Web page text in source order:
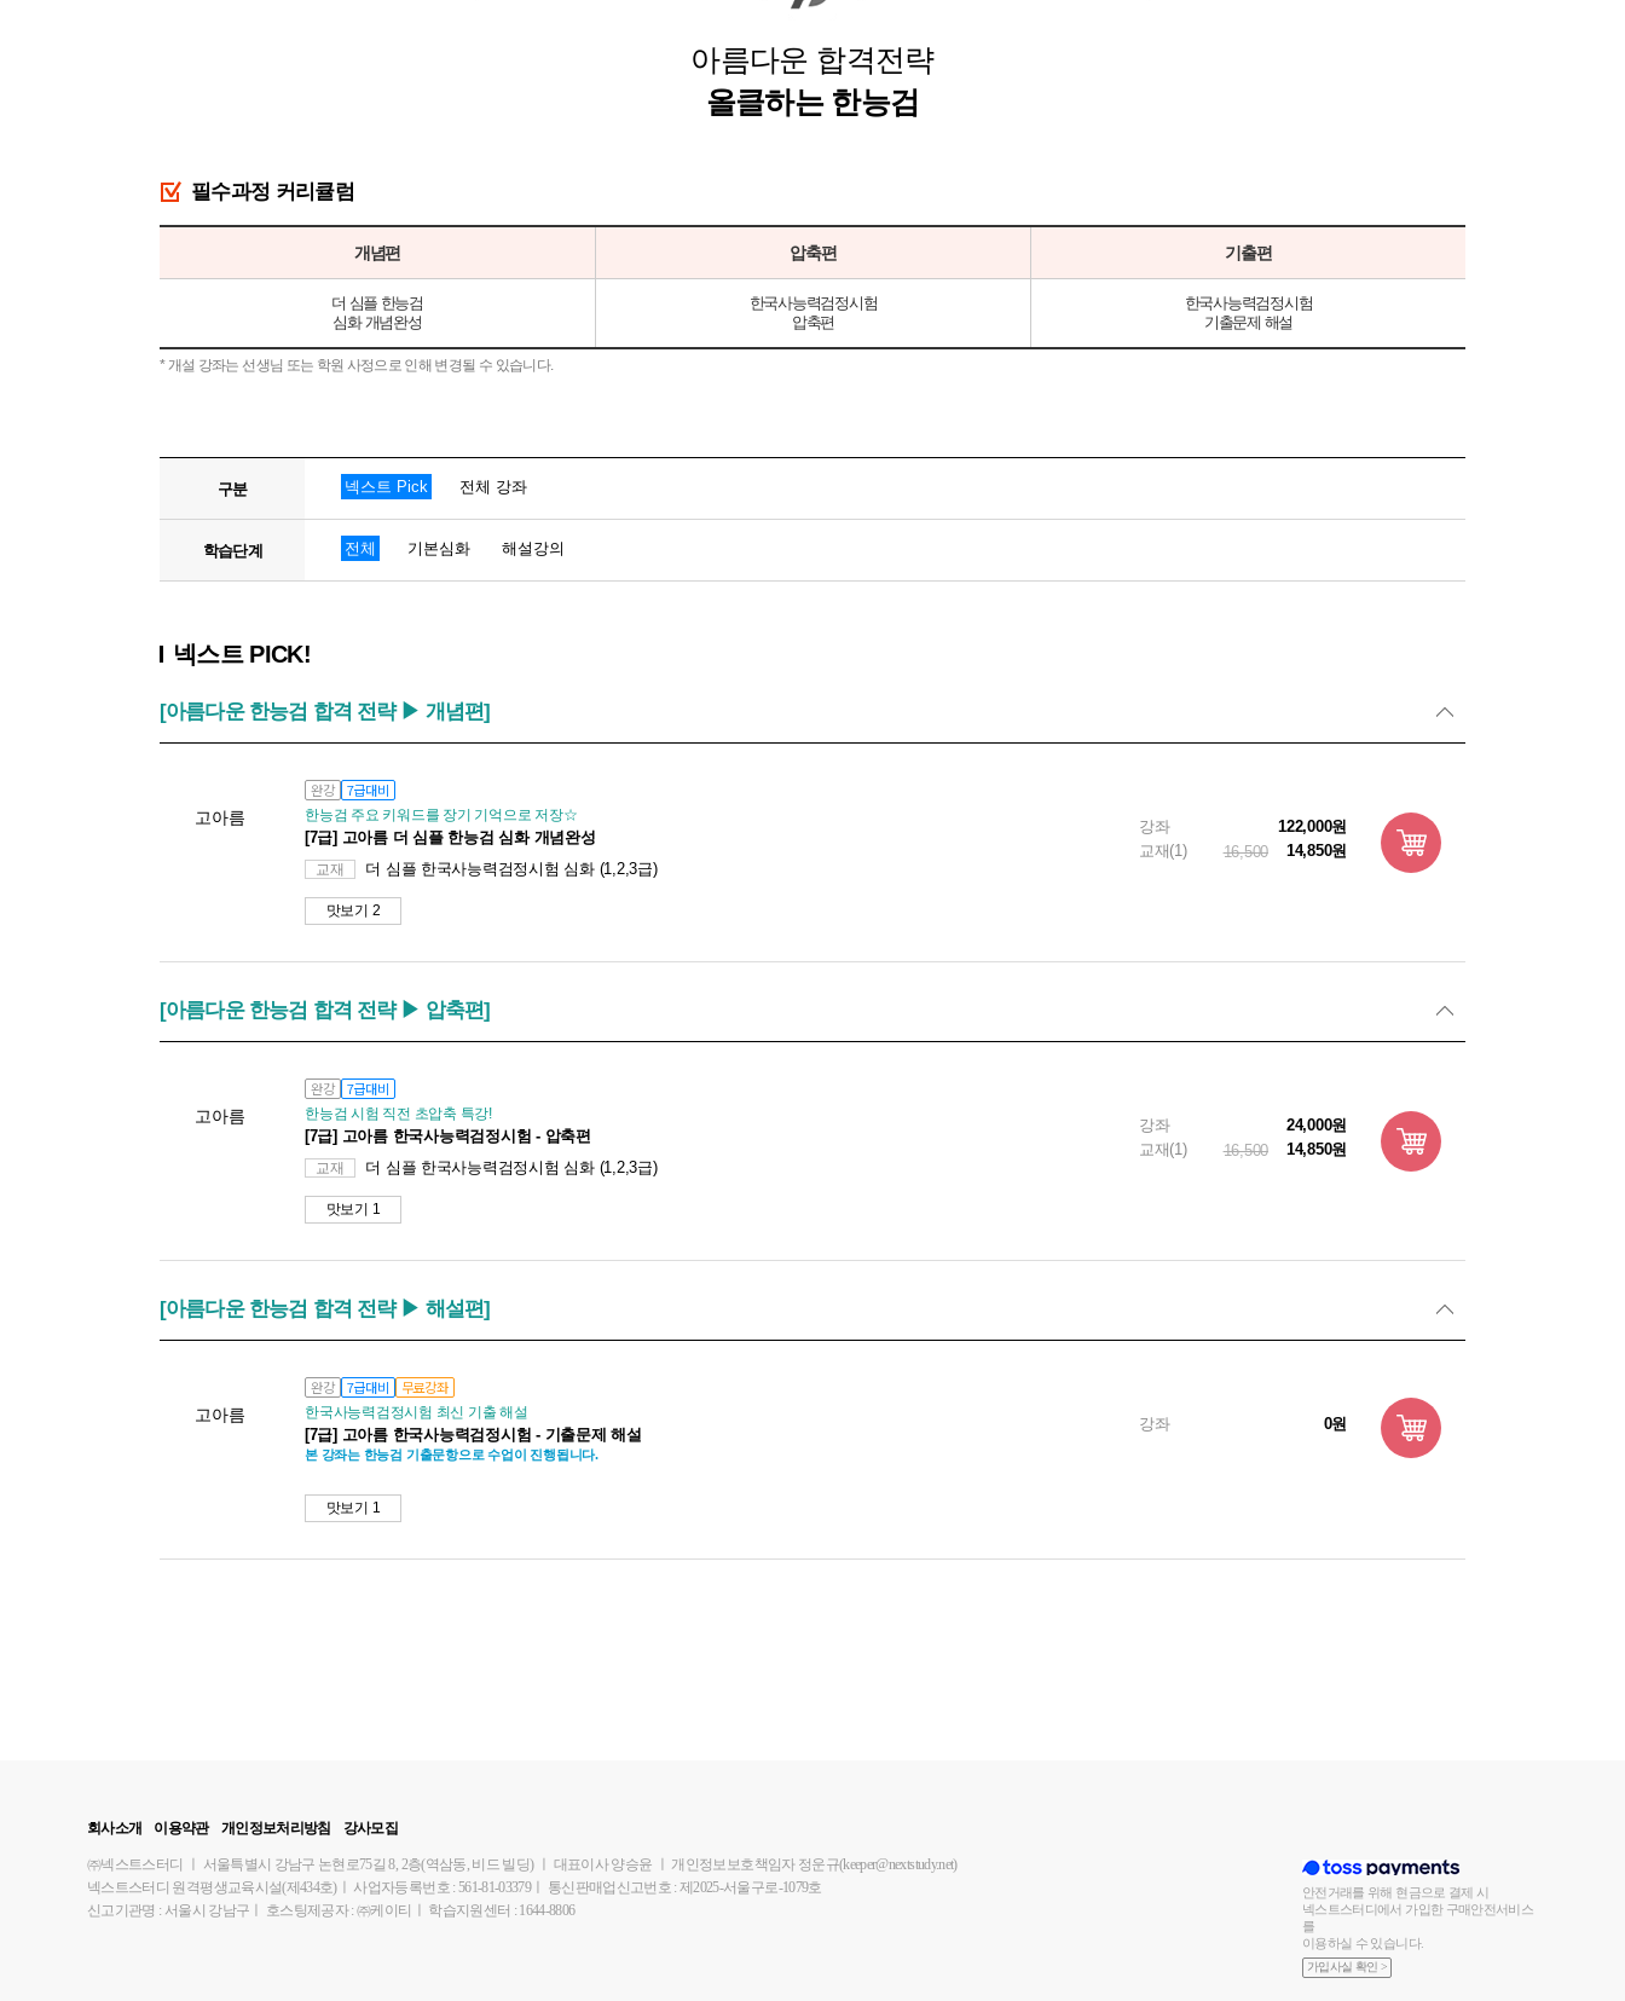
아름다운 합격전략
올클하는 한능검
필수과정 커리큘럼
개념편 압축편 기출편
더 심플 한능검
심화 개념완성
한국사능력검정시험
압축편
한국사능력검정시험
기출문제 해설
* 개설 강좌는 선생님 또는 학원 사정으로 인해 변경될 수 있습니다.
구분 넥스트 Pick 전체 강좌
학습단계 전체 기본심화 해설강의
넥스트 PICK!
[아름다운 한능검 합격 전략 ▶ 개념편]
고아름
완강 7급대비
한능검 주요 키워드를 장기 기억으로 저장☆
[7급] 고아름 더 심플 한능검 심화 개념완성
교재 더 심플 한국사능력검정시험 심화 (1,2,3급)
강좌
122,000원
교재(1)
16,500 14,850원
맛보기 2
[아름다운 한능검 합격 전략 ▶ 압축편]
고아름
완강 7급대비
한능검 시험 직전 초압축 특강!
[7급] 고아름 한국사능력검정시험 - 압축편
교재 더 심플 한국사능력검정시험 심화 (1,2,3급)
강좌
24,000원
교재(1)
16,500 14,850원
맛보기 1
[아름다운 한능검 합격 전략 ▶ 해설편]
고아름
완강 7급대비 무료강좌
한국사능력검정시험 최신 기출 해설
[7급] 고아름 한국사능력검정시험 - 기출문제 해설
본 강좌는 한능검 기출문항으로 수업이 진행됩니다.
강좌 0원
맛보기 1
회사소개 이용약관 개인정보처리방침 강사모집
㈜넥스트스터디 서울특별시 강남구 논현로75길 8, 2층(역삼동, 비드 빌딩) 대표이사 양승윤
개인정보보호책임자 정운규(keeper@nextstudy.net)
넥스트스터디 원격평생교육시설(제434호)ㅣ 사업자등록번호 : 561-81-03379ㅣ
통신판매업신고번호 : 제2025-서울구로-1079호
신고기관명 : 서울시 강남구
호스팅제공자 : ㈜케이티 학습지원센터 : 1644-8806
안전거래를 위해 현금으로 결제 시
넥스트스터디에서 가입한 구매안전서비스
를
이용하실 수 있습니다.
가입사실 확인 >